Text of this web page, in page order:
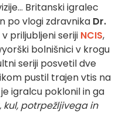
Britanski igralec
po vlogi zdravnika Dr.
v priljubljeni seriji NCIS,
bolnišnici v krogu
seriji posvetil dve
pustil trajen vtis na
igralcu poklonil in ga
potrpežljivega in